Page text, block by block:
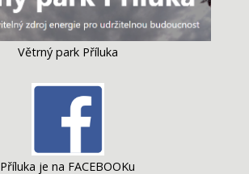
Větrný park Příluka
Příluka je na FACEBOOKu